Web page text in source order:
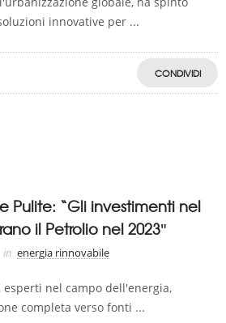
innovative per ...
CONDIVIDI
Pulite: “Gli investimenti nel
il Petrolio nel 2023″
in energia rinnovabile
nel campo dell'energia,
completa verso fonti ...